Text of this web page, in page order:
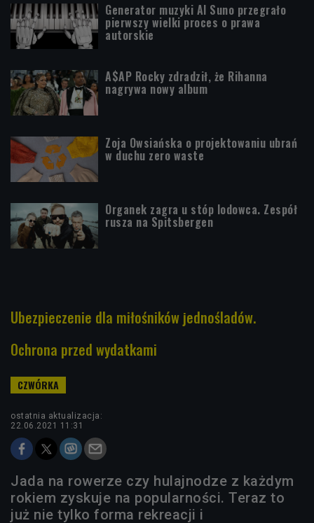
Generator muzyki AI Suno przegrało
pierwszy wielki proces o prawa
autorskie
A$AP Rocky zdradził, że Rihanna
nagrywa nowy album
Zoja Owsiańska o projektowaniu ubrań
w duchu zero waste
Organek zagra u stóp lodowca. Zespół
rusza na Spitsbergen
Ubezpieczenie dla miłośników jednośladów.
Ochrona przed wydatkami
ostatnia aktualizacja:
22.06.2021 11:31
Jada na rowerze czy hulajnodze z każdym
rokiem zyskuje na popularności. Teraz to
już nie tylko forma rekreacji i